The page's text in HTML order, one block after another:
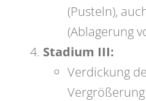
(Pusteln),
(Ablagerung
Stadium III:
Verdickung